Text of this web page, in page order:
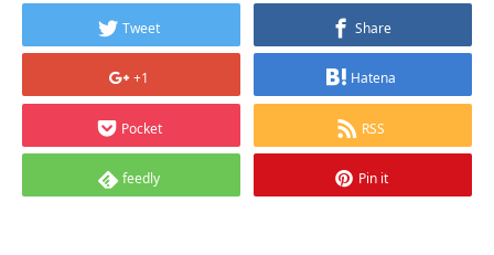
Tweet Share
+1 Hatena
Pocket RSS
feedly Pin it